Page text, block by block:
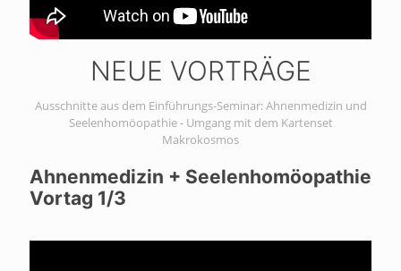
NEUE VORTRÄGE
Ausschnitte aus dem Einführungs-Seminar: Ahnenmedizin und
Seelenhomöopathie - Umgang mit dem Kartenset
Makrokosmos
Ahnenmedizin + Seelenhomöopathie
Vortag 1/3